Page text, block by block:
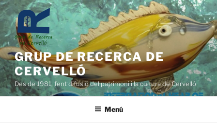
Vés
al
contingut
GRUP DE RECERCA DE
CERVELLÓ
Des de 1981, fent difusió del patrimoni i la cultura de Cervelló
Menú